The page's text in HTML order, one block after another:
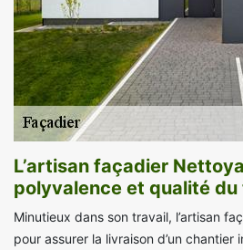
L’artisan façadier
polyvalence et qualité
Minutieux dans son travail, l’artisan
pour assurer la livraison d’un chantier